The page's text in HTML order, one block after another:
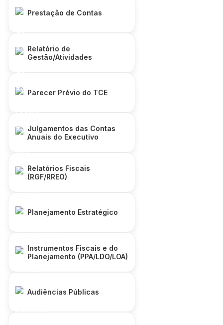
Prestação de Contas
Relatório de
Gestão/Atividades
Parecer Prévio do TCE
Julgamentos das Contas
Anuais do Executivo
Relatórios Fiscais
(RGF/RREO)
Planejamento Estratégico
Instrumentos Fiscais e do
Planejamento (PPA/LDO/LOA)
Audiências Públicas